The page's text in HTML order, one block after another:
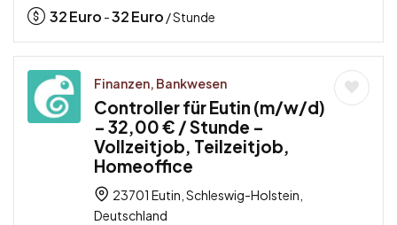
32Euro -32Euro / Stunde
Finanzen, Bankwesen
Controller für Eutin (m/w/d)
– 32,00 € / Stunde –
Vollzeitjob, Teilzeitjob,
Homeoffice
23701 Eutin, Schleswig-Holstein,
Deutschland